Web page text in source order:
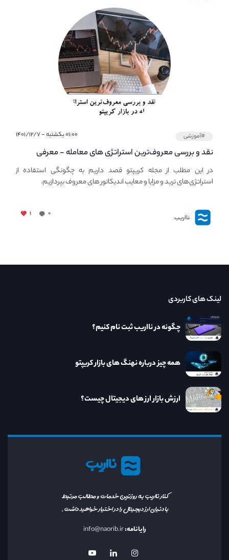
#آموزشی ۰۱:۰۰ یکشنبه - ۱۴۰۱/۱۲/۷
نقد و بررسی معروف‌ترین استراتژی های معامله - معرفی
استراتژی های مهم ترید در بازار کریپتو
در این مطلب از مجله کریپتو قصد داریم به چگونگی استفاده از
استراتژی‌های ترید و مزایا و معایب اندیکاتور های معروف بپردازیم.
نااریب ۰ ۱
نااریب
کنار نااریب به روزترین خدمات و مطالب مرتبط
با دنیای ارز دیجیتال را در اختیار خواهید داشت.
رایانامه:info@naorib.ir
لینک های کاربردی
چگونه در نااریب ثبت نام کنیم؟
همه چیز درباره نهنگ های بازار کریپتو
ارزش بازار ارز های دیجیتال چیست؟